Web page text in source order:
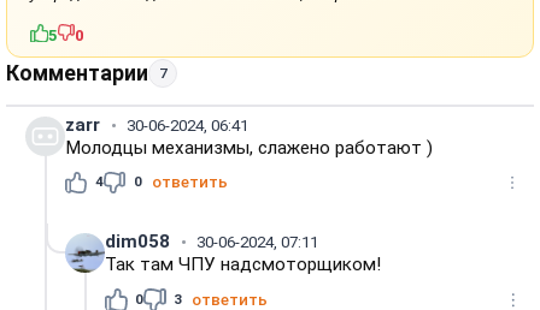
5 0
Комментарии 7
zarr 30-06-2024, 06:41
Молодцы механизмы, слажено работают )
4 0 ответить
dim058 30-06-2024, 07:11
Так там ЧПУ надсмоторщиком!
0 3 ответить